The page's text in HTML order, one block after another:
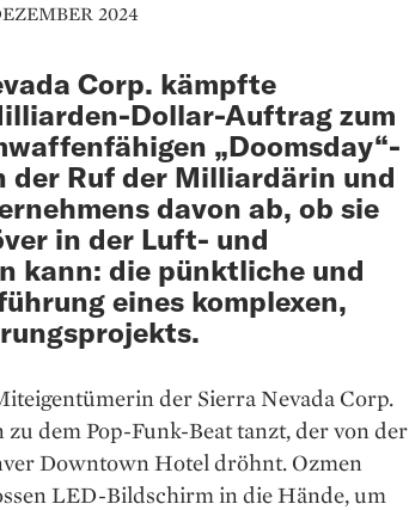
2024
Corp. kämpfte
Dollar-Auftrag zum
„Doomsday“-
der Ruf der Milliardärin und
davon ab, ob sie
in der Luft- und
kann: die pünktliche und
eines komplexen,
der Sierra Nevada Corp.
dem Pop-Funk-Beat tanzt, der von der
Downtown ­Hotel dröhnt. Ozmen
LED-Bildschirm in die Hände, um